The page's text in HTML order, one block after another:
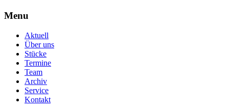
Menu
Aktuell
Über uns
Stücke
Termine
Team
Archiv
Service
Kontakt